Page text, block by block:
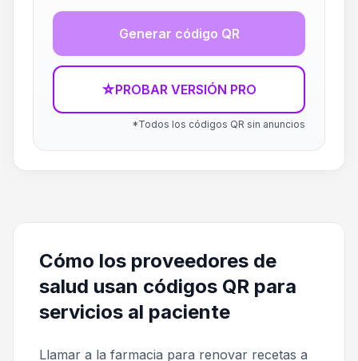
Generar código QR
☆PROBAR VERSIÓN PRO
*Todos los códigos QR sin anuncios
Cómo los proveedores de
salud usan códigos QR para
servicios al paciente
Llamar a la farmacia para renovar recetas a